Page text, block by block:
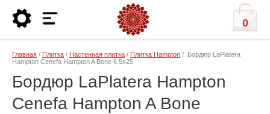
0
Главная / Плитка / Настенная плитка / Плитка Hampton / Бордюр LaPlatera
Hampton Cenefa Hampton A Bone 6,5x25
Бордюр LaPlatera Hampton
Cenefa Hampton A Bone